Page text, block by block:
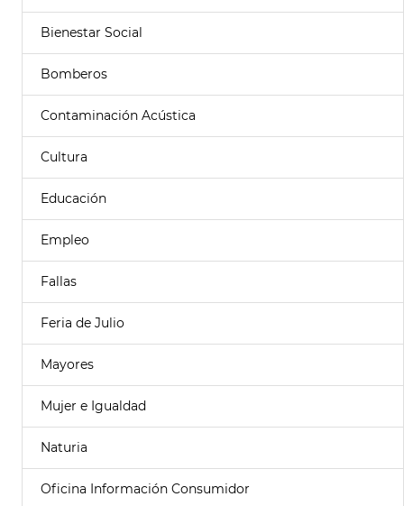
Bienestar Social
Bomberos
Contaminación Acústica
Cultura
Educación
Empleo
Fallas
Feria de Julio
Mayores
Mujer e Igualdad
Naturia
Oficina Información Consumidor